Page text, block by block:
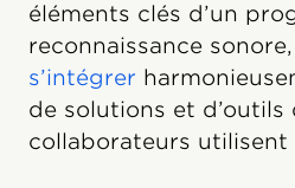
éléments clés d’un
reconnaissance
s’intégrer
de solutions et d’outils
collaborateurs utilisent